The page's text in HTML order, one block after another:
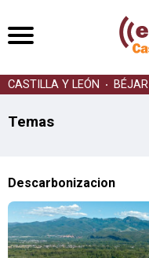
CASTILLA Y LEÓN BÉJAR
Temas
Descarbonizacion